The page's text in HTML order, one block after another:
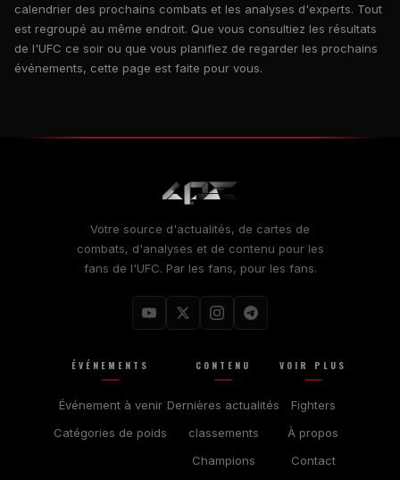
calendrier des prochains combats et les analyses d'experts. Tout
est regroupé au même endroit. Que vous consultiez les résultats
de l'UFC ce soir ou que vous planifiez de regarder les prochains
événements, cette page est faite pour vous.
Votre source d'actualités, de cartes de
combats, d'analyses et de contenu pour les
fans de l'UFC. Par les fans, pour les fans.
ÉVÉNEMENTS
Événement à venir
Catégories de poids
CONTENU
Dernières actualités
classements
Champions
VOIR PLUS
Fighters
À propos
Contact